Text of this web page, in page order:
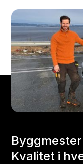
Kvalitet i